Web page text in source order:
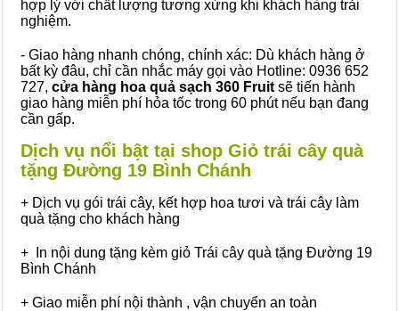
hợp lý với chất lượng tương xứng khi khách hàng trải
nghiệm.
- Giao hàng nhanh chóng, chính xác: Dù khách hàng ở
bất kỳ đâu, chỉ cần nhắc máy gọi vào Hotline: 0936 652
727, cửa hàng hoa quả sạch 360 Fruit sẽ tiến hành
giao hàng miễn phí hỏa tốc trong 60 phút nếu bạn đang
cần gấp.
Dịch vụ nổi bật tại shop Giỏ trái cây quà
tặng Đường 19 Bình Chánh
+ Dịch vụ gói trái cây, kết hợp hoa tươi và trái cây làm
quà tặng cho khách hàng
+ In nội dung tặng kèm giỏ Trái cây quà tặng Đường 19
Bình Chánh
+ Giao miễn phí nội thành , vận chuyển an toàn